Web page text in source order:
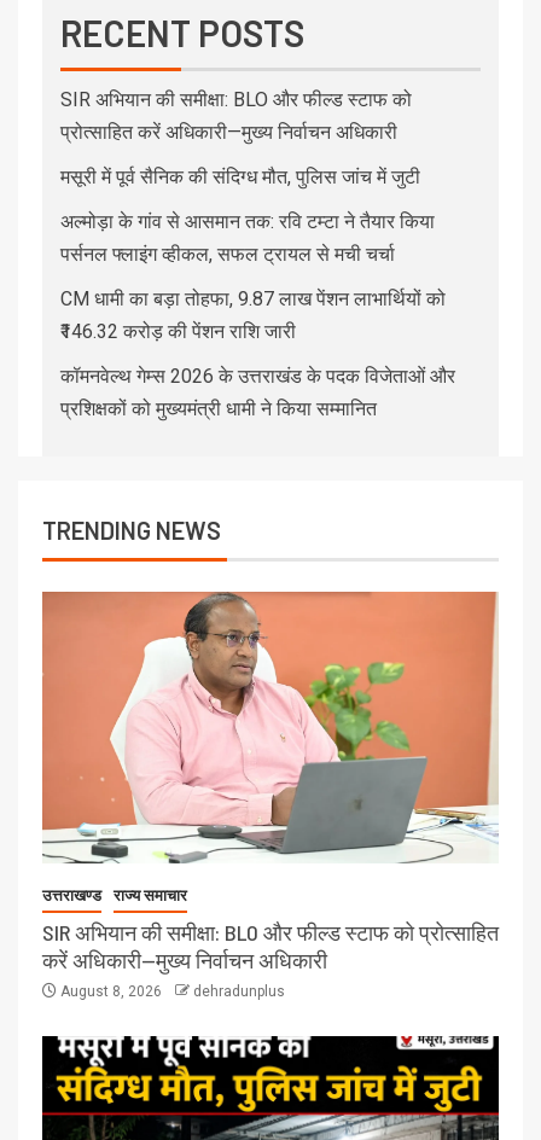
RECENT POSTS
SIR अभियान की समीक्षा: BLO और फील्ड स्टाफ को
प्रोत्साहित करें अधिकारी—मुख्य निर्वाचन अधिकारी
मसूरी में पूर्व सैनिक की संदिग्ध मौत, पुलिस जांच में जुटी
अल्मोड़ा के गांव से आसमान तक: रवि टम्टा ने तैयार किया
पर्सनल फ्लाइंग व्हीकल, सफल ट्रायल से मची चर्चा
CM धामी का बड़ा तोहफा, 9.87 लाख पेंशन लाभार्थियों को
₹146.32 करोड़ की पेंशन राशि जारी
कॉमनवेल्थ गेम्स 2026 के उत्तराखंड के पदक विजेताओं और
प्रशिक्षकों को मुख्यमंत्री धामी ने किया सम्मानित
TRENDING NEWS
उत्तराखण्ड राज्य समाचार
SIR अभियान की समीक्षा: BLO और फील्ड स्टाफ को प्रोत्साहित
करें अधिकारी—मुख्य निर्वाचन अधिकारी
August 8, 2026 dehradunplus